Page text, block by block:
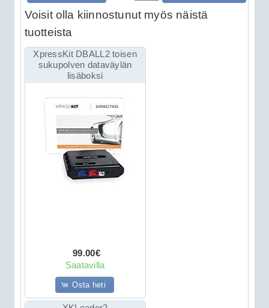
Voisit olla kiinnostunut myös näistä
tuotteista
XpressKit DBALL2 toisen
sukupolven dataväylän
lisäboksi
99.00€
Saatavilla
Osta heti